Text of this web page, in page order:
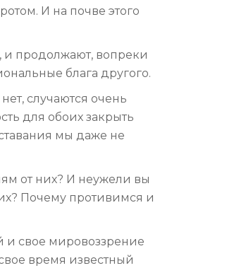
И на почве этого
и продолжают, вопреки
блага другого.
случаются очень
для обоих закрыть
мы даже не
от них? И неужели вы
Почему противимся и
и свое мировоззрение
время известный